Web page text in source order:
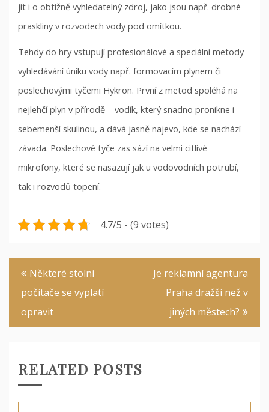
jít i o obtížně vyhledatelný zdroj, jako jsou např. drobné
praskliny v rozvodech vody pod omítkou.
Tehdy do hry vstupují profesionálové a speciální metody
vyhledávání úniku vody např. formovacím plynem či
poslechovými tyčemi Hykron. První z metod spoléhá na
nejlehčí plyn v přírodě – vodík, který snadno pronikne i
sebemenší skulinou, a dává jasně najevo, kde se nachází
závada. Poslechové tyče zas sází na velmi citlivé
mikrofony, které se nasazují jak u vodovodních potrubí,
tak i rozvodů topení.
4.7/5 - (9 votes)
Navigace
pro
příspěvek
Některé stolní
počítače se vyplatí
opravit
Je reklamní agentura
Praha dražší než v
jiných městech?
RELATED POSTS